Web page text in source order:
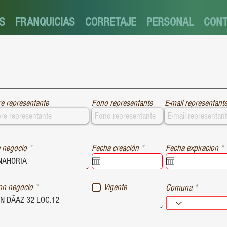
FRANQUICIAS CORRETAJE PERSONAL
representante Fono representante E-mail representante
negocio Fecha creación *r
e
d
Fecha expiracion *r
e
r
d
negocio Comuna
Vigente